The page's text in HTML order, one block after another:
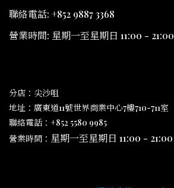
聯絡電話: +852 9887 3368
營業時間: 星期一至星期日 11:00 - 21:00
分店：尖沙咀
地址：廣東道11號世界商業中心7樓710-711室
聯絡電話：+852 5580 9985
營業時間： 星期一至星期日 11:00 - 21:00